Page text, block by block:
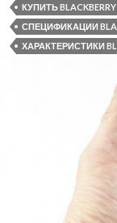
КУПИТЬ BLACKBERRY
СПЕЦИФИКАЦИИ
ХАРАКТЕРИСТИКИ